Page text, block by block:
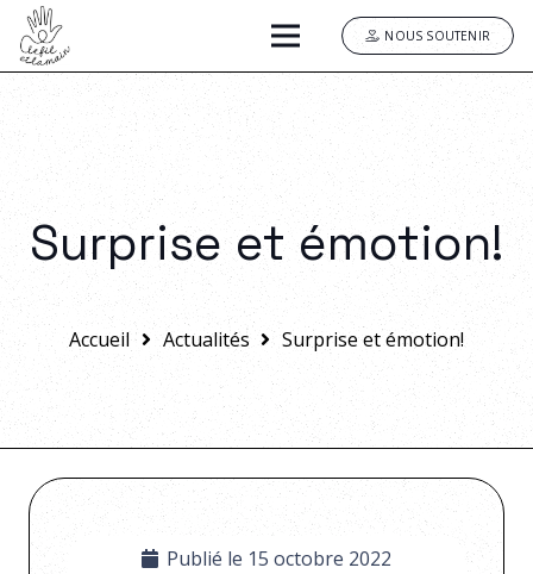
NOUS SOUTENIR
Surprise et émotion!
Accueil Actualités Surprise et émotion!
Publié le 15 octobre 2022